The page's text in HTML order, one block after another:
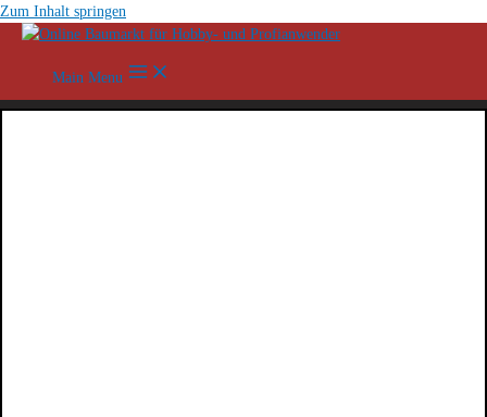
Zum Inhalt springen
Main Menu